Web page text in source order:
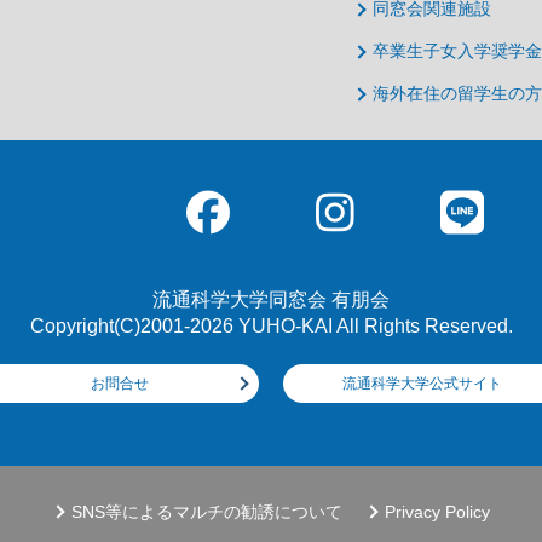
同窓会関連施設
卒業生子女入学奨学
海外在住の留学生の
流通科学大学同窓会 有朋会
Copyright(C)2001-2026 YUHO-KAI All Rights Reserved.
お問合せ 流通科学大学公式サイト
SNS等によるマルチの勧誘について Privacy Policy